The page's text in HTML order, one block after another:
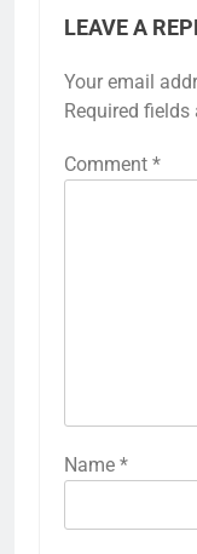
LEAVE A
Your email
Required fields
Comment *
Name *